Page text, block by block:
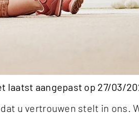
laatst aangepast op 27/03/
u vertrouwen stelt in ons.